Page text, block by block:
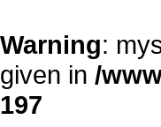
Warning:
given in /
197